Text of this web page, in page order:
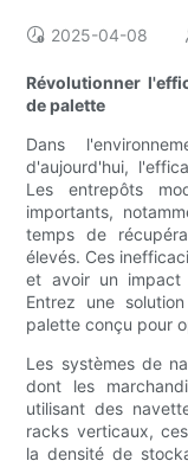
2025-04-08
Révolutionner
de palette
Dans
d'aujourd'hui,
Les entrepôts
importants,
temps de
élevés. Ces
et avoir un impact
Entrez une
palette conçu pour
Les systèmes de
dont les
utilisant des
racks verticaux,
la densité de